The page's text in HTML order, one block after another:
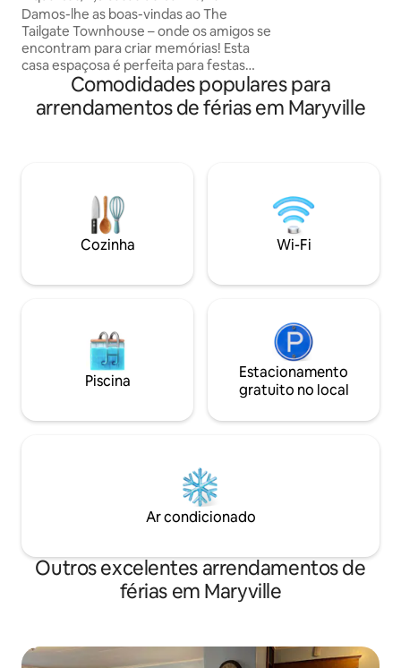
camas/animais de estimação/mesa de
bilhar/lareira
Damos-lhe as boas-vindas ao The
Tailgate Townhouse – onde os amigos se
encontram para criar memórias! Esta
casa espaçosa é perfeita para festas
antes do jogo. Fica mesmo ao lado do
campus e a uma curta caminhada dos
bares/restaurantes da praça. A casa de
Northwest, para jogar golfe, para o lago
Mozingo ou apenas para desfrutar de
Maryville, esta casa não o dececionará.
Ótimo para se estiver na cidade para
com lavandaria
conveniente
cidade
Comodidades populares para
arrendamentos de férias em Maryville
Cozinha Wi-Fi
Piscina
Estacionamento
gratuito no local
Ar condicionado
Outros excelentes arrendamentos de
férias em Maryville